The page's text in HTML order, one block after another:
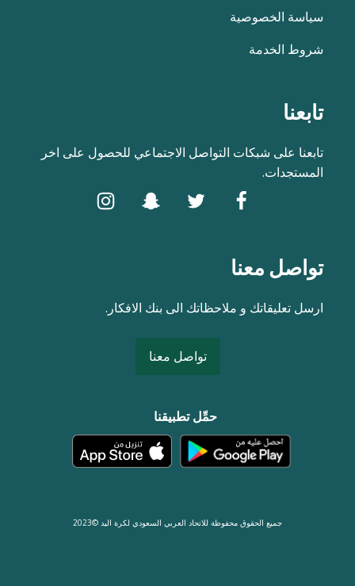
سياسة الخصوصية
شروط الخدمة
تابعنا
تابعنا على شبكات التواصل الاجتماعي للحصول على اخر
المستجدات.
تواصل معنا
ارسل تعليقاتك و ملاحظاتك الى بنك الافكار.
تواصل معنا
حمِّل تطبيقنا
جميع الحقوق محفوظة للاتحاد العربي السعودي لكرة اليد ©2023